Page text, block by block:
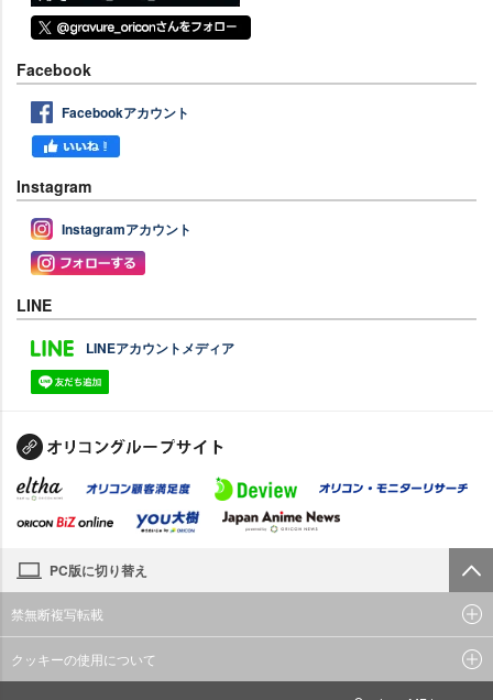
Facebook
Facebookアカウント
Instagram
Instagramアカウント
LINE
LINEアカウントメディア
PC版に切り替え
禁無断複写転載
クッキーの使用について